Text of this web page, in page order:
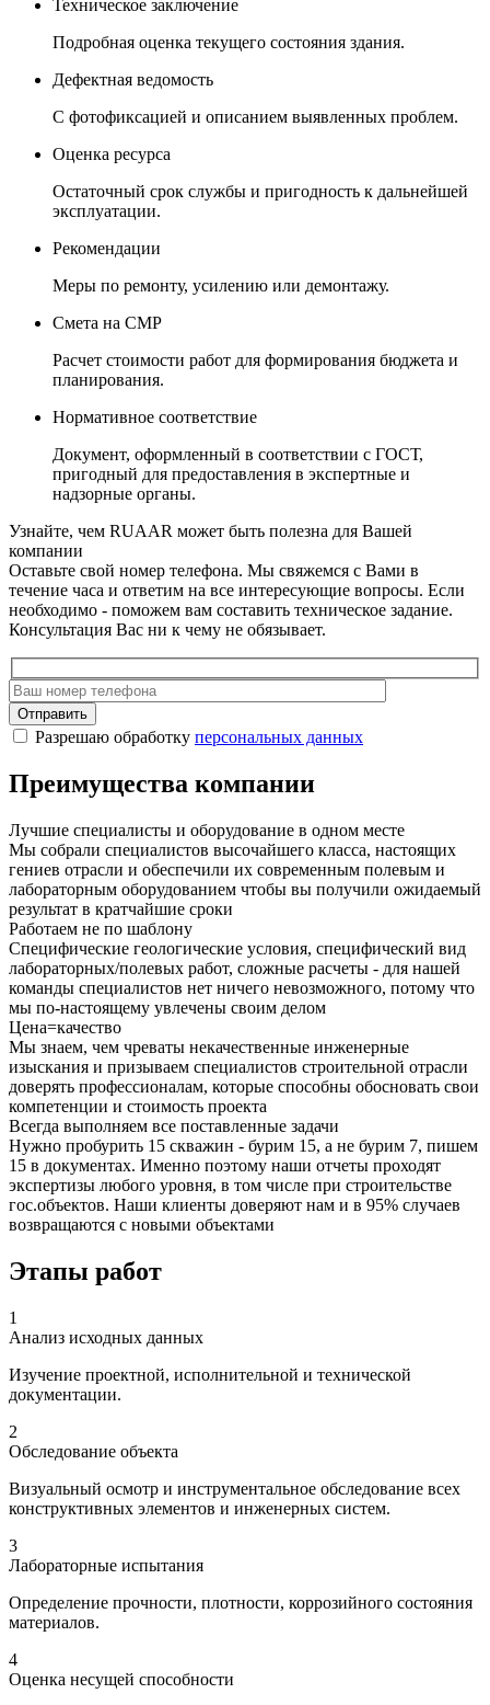
Техническое заключение
Подробная оценка текущего состояния здания.
Дефектная ведомость
С фотофиксацией и описанием выявленных проблем.
Оценка ресурса
Остаточный срок службы и пригодность к дальнейшей
эксплуатации.
Рекомендации
Меры по ремонту, усилению или демонтажу.
Смета на СМР
Расчет стоимости работ для формирования бюджета и
планирования.
Нормативное соответствие
Документ, оформленный в соответствии с ГОСТ,
пригодный для предоставления в экспертные и
надзорные органы.
Узнайте, чем RUAAR может быть полезна для Вашей
компании
Оставьте свой номер телефона. Мы свяжемся с Вами в
течение часа и ответим на все интересующие вопросы. Если
необходимо - поможем вам составить техническое задание.
Консультация Вас ни к чему не обязывает.
Отправить
Разрешаю обработку персональных данных
Преимущества компании
Лучшие специалисты и оборудование в одном месте
Мы собрали специалистов высочайшего класса, настоящих
гениев отрасли и обеспечили их современным полевым и
лабораторным оборудованием чтобы вы получили ожидаемый
результат в кратчайшие сроки
Работаем не по шаблону
Специфические геологические условия, специфический вид
лабораторных/полевых работ, сложные расчеты - для нашей
команды специалистов нет ничего невозможного, потому что
мы по-настоящему увлечены своим делом
Цена=качество
Мы знаем, чем чреваты некачественные инженерные
изыскания и призываем специалистов строительной отрасли
доверять профессионалам, которые способны обосновать свои
компетенции и стоимость проекта
Всегда выполняем все поставленные задачи
Нужно пробурить 15 скважин - бурим 15, а не бурим 7, пишем
15 в документах. Именно поэтому наши отчеты проходят
экспертизы любого уровня, в том числе при строительстве
гос.объектов. Наши клиенты доверяют нам и в 95% случаев
возвращаются с новыми объектами
Этапы работ
1
Анализ исходных данных
Изучение проектной, исполнительной и технической
документации.
2
Обследование объекта
Визуальный осмотр и инструментальное обследование всех
конструктивных элементов и инженерных систем.
3
Лабораторные испытания
Определение прочности, плотности, коррозийного состояния
материалов.
4
Оценка несущей способности